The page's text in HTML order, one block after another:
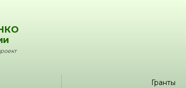
Гранты